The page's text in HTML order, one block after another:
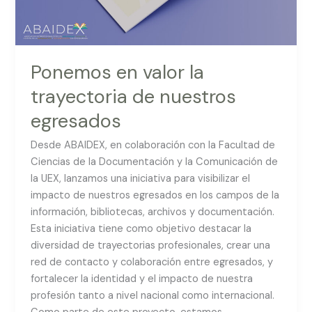
Ponemos en valor la
trayectoria de nuestros
egresados
Desde ABAIDEX, en colaboración con la Facultad de
Ciencias de la Documentación y la Comunicación de
la UEX, lanzamos una iniciativa para visibilizar el
impacto de nuestros egresados en los campos de la
información, bibliotecas, archivos y documentación.
Esta iniciativa tiene como objetivo destacar la
diversidad de trayectorias profesionales, crear una
red de contacto y colaboración entre egresados, y
fortalecer la identidad y el impacto de nuestra
profesión tanto a nivel nacional como internacional.